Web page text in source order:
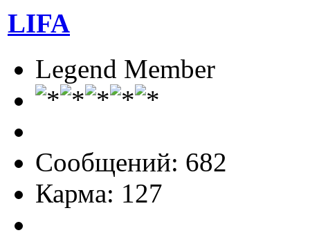
LIFA
Legend Member
Сообщений: 682
Карма: 127